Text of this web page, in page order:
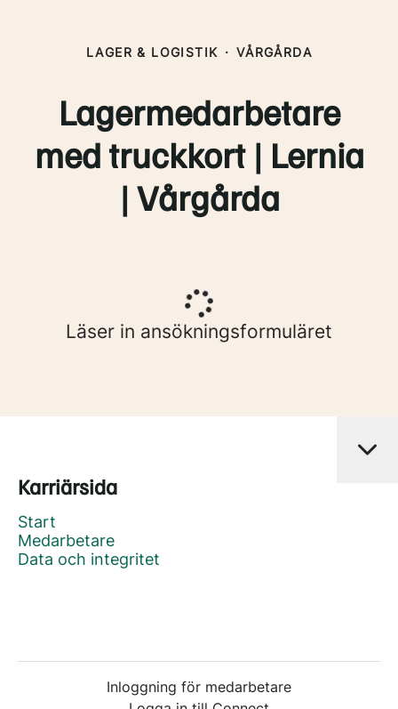
LAGER & LOGISTIK · VÅRGÅRDA
Lagermedarbetare
med truckkort | Lernia
| Vårgårda
Läser in ansökningsformuläret
Karriärsida
Start
Medarbetare
Data och integritet
Inloggning för medarbetare